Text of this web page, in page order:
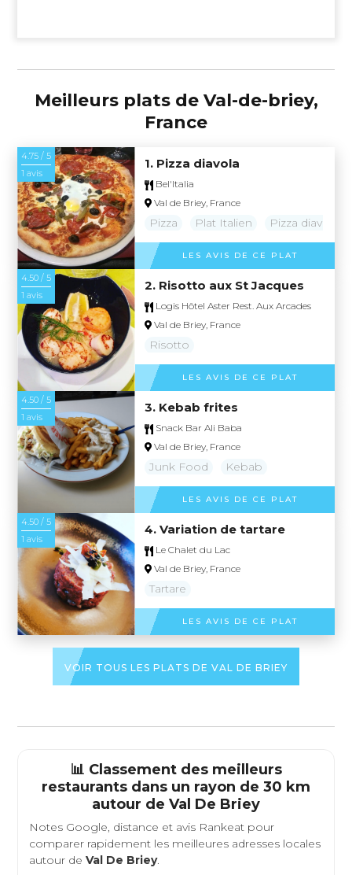
Meilleurs plats de Val-de-briey,
France
4.75 / 5
1 avis
1. Pizza diavola
Bel'Italia
Val de Briey, France
Pizza Plat Italien Pizza diavola
LES AVIS DE CE PLAT
4.50 / 5
1 avis
2. Risotto aux St Jacques
Logis Hôtel Aster Rest. Aux Arcades
Val de Briey, France
Risotto
LES AVIS DE CE PLAT
4.50 / 5
1 avis
3. Kebab frites
Snack Bar Ali Baba
Val de Briey, France
Junk Food Kebab
LES AVIS DE CE PLAT
4.50 / 5
1 avis
4. Variation de tartare
Le Chalet du Lac
Val de Briey, France
Tartare
LES AVIS DE CE PLAT
VOIR TOUS LES PLATS DE VAL DE BRIEY
📊 Classement des meilleurs
restaurants dans un rayon de 30 km
autour de Val De Briey
Notes Google, distance et avis Rankeat pour
comparer rapidement les meilleures adresses locales
autour deVal De Briey.